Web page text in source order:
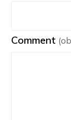
Comment